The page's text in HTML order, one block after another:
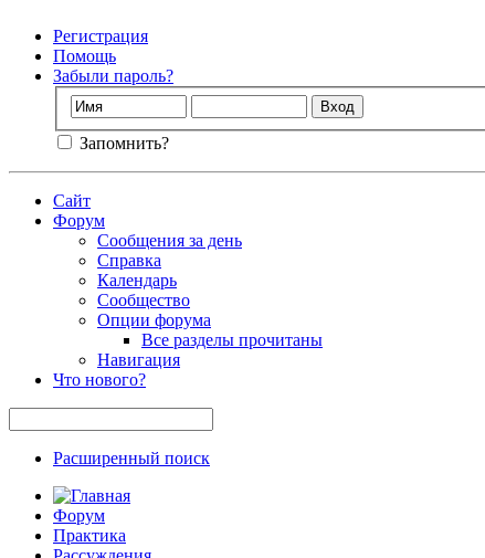
Регистрация
Помощь
Забыли пароль?
Запомнить?
Сайт
Форум
Сообщения за день
Справка
Календарь
Сообщество
Опции форума
Все разделы прочитаны
Навигация
Что нового?
Расширенный поиск
Форум
Практика